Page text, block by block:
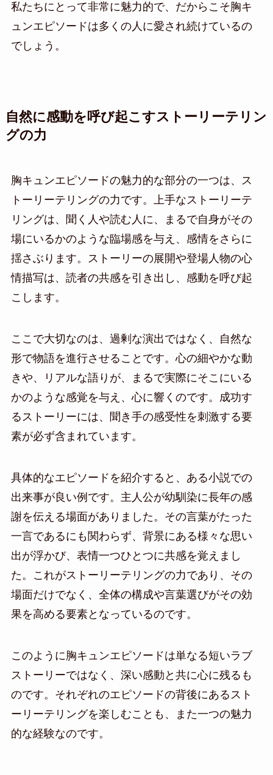
私たちにとって非常に魅力的で、だからこそ胸キ
ュンエピソードは多くの人に愛され続けているの
でしょう。
自然に感動を呼び起こすストーリーテリン
グの力
胸キュンエピソードの魅力的な部分の一つは、ス
トーリーテリングの力です。上手なストーリーテ
リングは、聞く人や読む人に、まるで自身がその
場にいるかのような臨場感を与え、感情をさらに
揺さぶります。ストーリーの展開や登場人物の心
情描写は、読者の共感を引き出し、感動を呼び起
こします。
ここで大切なのは、過剰な演出ではなく、自然な
形で物語を進行させることです。心の細やかな動
きや、リアルな語りが、まるで実際にそこにいる
かのような感覚を与え、心に響くのです。成功す
るストーリーには、聞き手の感受性を刺激する要
素が必ず含まれています。
具体的なエピソードを紹介すると、ある小説での
出来事が良い例です。主人公が幼馴染に長年の感
謝を伝える場面がありました。その言葉がたった
一言であるにも関わらず、背景にある様々な思い
出が浮かび、表情一つひとつに共感を覚えまし
た。これがストーリーテリングの力であり、その
場面だけでなく、全体の構成や言葉選びがその効
果を高める要素となっているのです。
このように胸キュンエピソードは単なる短いラブ
ストーリーではなく、深い感動と共に心に残るも
のです。それぞれのエピソードの背後にあるスト
ーリーテリングを楽しむことも、また一つの魅力
的な経験なのです。